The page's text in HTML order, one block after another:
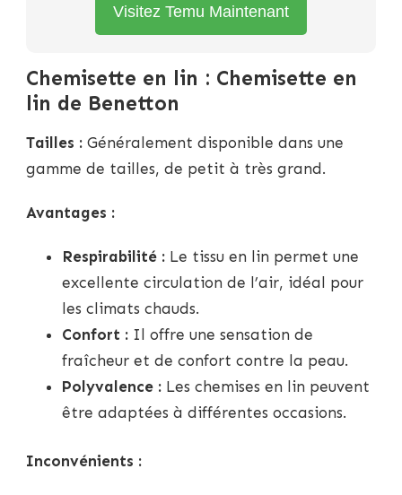
Visitez Temu Maintenant
Chemisette en lin : Chemisette en
lin de Benetton
Tailles : Généralement disponible dans une
gamme de tailles, de petit à très grand.
Avantages :
Respirabilité : Le tissu en lin permet une
excellente circulation de l’air, idéal pour
les climats chauds.
Confort : Il offre une sensation de
fraîcheur et de confort contre la peau.
Polyvalence : Les chemises en lin peuvent
être adaptées à différentes occasions.
Inconvénients :